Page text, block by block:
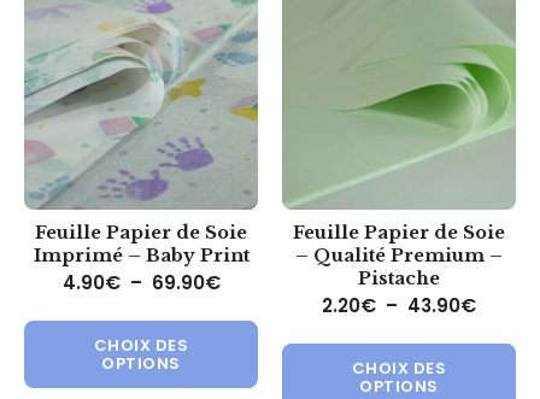
Feuille Papier de Soie
Imprimé – Baby Print
4.90€ – 69.90€Plage de prix : 4.90€ à 69.90€
CHOIX DES
OPTIONS
Ce produit a plusieurs
Feuille Papier de Soie
– Qualité Premium –
Pistache
2.20€ – 43.90€Plage
CHOIX DES
OPTIONS